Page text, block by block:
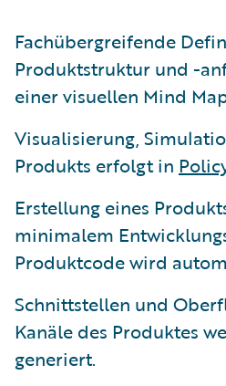
Fachübergreifende
Produktstruktur und -
einer visuellen Mind
Visualisierung,
Produkts erfolgt in
Erstellung eines
minimalem
Produktcode wird
Schnittstellen und
Kanäle des Produktes
generiert.